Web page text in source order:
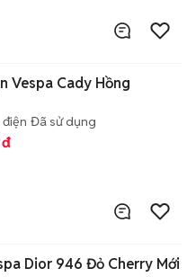
Vespa Cady Hồng
Đã sử dụng
Dior 946 Đỏ Cherry Mới